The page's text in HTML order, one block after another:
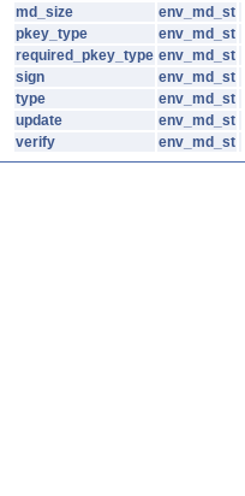
md_size
env_md_st
pkey_type
env_md_st
required_pkey_type env_md_st
sign
env_md_st
type
env_md_st
update
env_md_st
verify
env_md_st